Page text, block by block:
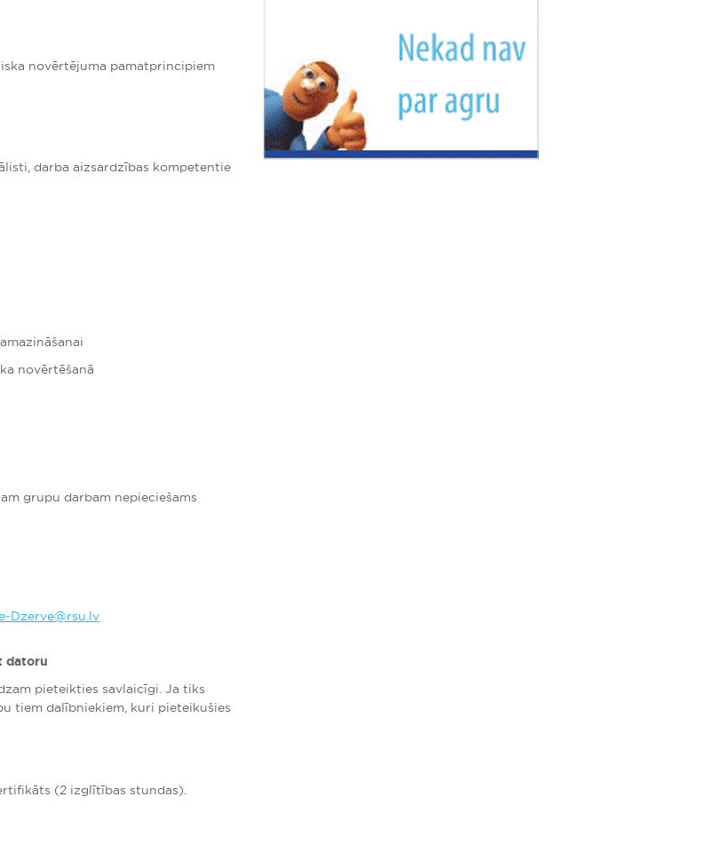
novērtējuma pamatprincipiem
darba aizsardzības kompetentie
novērtēšanā
grupu darbam nepieciešams
Dzerve@rsu.lv
datoru
pieteikties savlaicīgi. Ja tiks
tiem dalībniekiem, kuri pieteikušies
(2 izglītības stundas).